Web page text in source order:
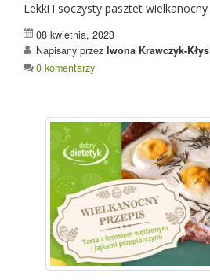
Lekki i soczysty pasztet wielkanocny
08 kwietnia, 2023
Napisany przez Iwona Krawczyk-Kłys
0 komentarzy